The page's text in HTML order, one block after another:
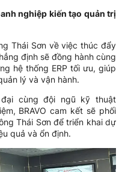
nghiệp kiến tạo quản trị
Thái Sơn về việc thúc đẩy
định sẽ đồng hành cùng
hệ thống ERP tối ưu, giúp
lý và vận hành.
cùng đội ngũ kỹ thuật
BRAVO cam kết sẽ phối
Thái Sơn để triển khai dự
quả và ổn định.